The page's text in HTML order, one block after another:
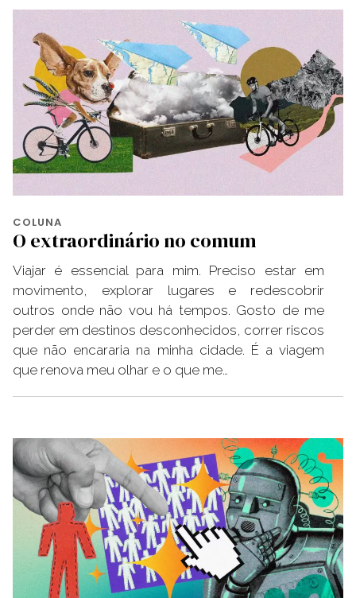
COLUNA
O extraordinário no comum
Viajar é essencial para mim. Preciso estar em
movimento, explorar lugares e redescobrir
outros onde não vou há tempos. Gosto de me
perder em destinos desconhecidos, correr riscos
que não encararia na minha cidade. É a viagem
que renova meu olhar e o que me…